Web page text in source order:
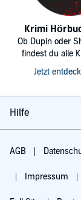
Krimi
Ob Dupin oder
findest du alle
Jetzt
Hilfe
AGB
Impressum